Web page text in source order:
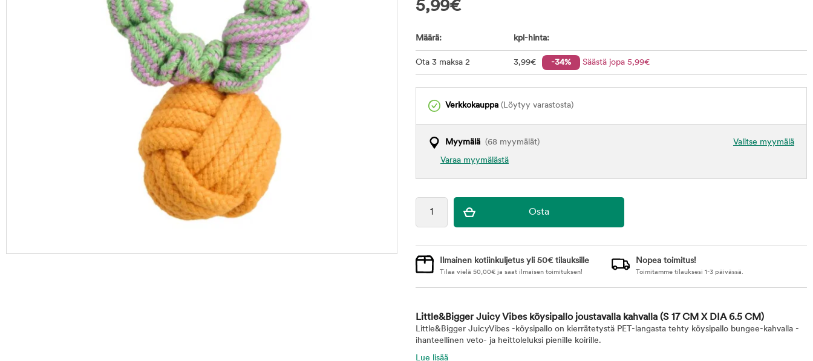
5,99€
Määrä: kpl-hinta:
Ota 3 maksa 2 3,99€ -34% Säästä jopa 5,99€
Verkkokauppa (Löytyy varastosta)
Valitse myymälä
Myymälä (68 myymälät)
Varaa myymälästä
Ilmainen kotiinkuljetus yli 50€ tilauksille
Tilaa vielä 50,00€ ja saat ilmaisen toimituksen!
Nopea toimitus!
Toimitamme tilauksesi 1-3 päivässä.
Little&Bigger Juicy Vibes köysipallo joustavalla kahvalla (S 17 CM X DIA 6.5 CM)
Little&Bigger JuicyVibes -köysipallo on kierrätetystä PET-langasta tehty köysipallo bungee-kahvalla -
ihanteellinen veto- ja heittoleluksi pienille koirille.
Lue lisää